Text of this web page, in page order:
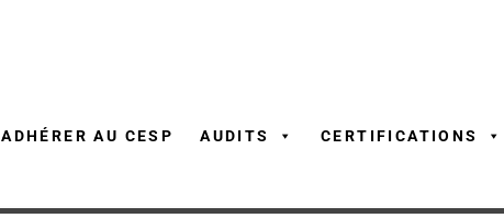
ADHÉRER AU CESP AUDITS CERTIFICATIONS